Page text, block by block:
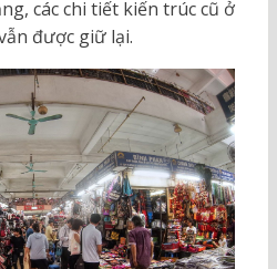
các chi tiết kiến trúc cũ ở
được giữ lại.